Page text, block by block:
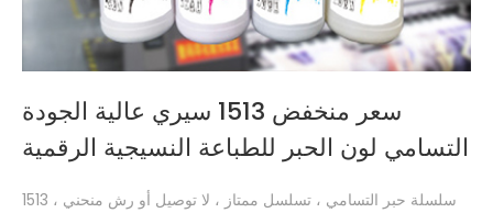
سعر منخفض 1513 سيري عالية الجودة
التسامي لون الحبر للطباعة النسيجية الرقمية
1513 سلسلة حبر التسامي ، تسلسل ممتاز ، لا توصيل أو رش منحني ،